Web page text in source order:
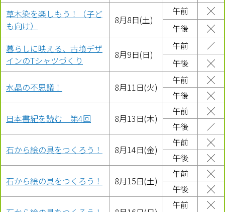
草木染を楽しもう！（子ど
も向け）
8月8日(土)
午前
╳
午後
╳
暮らしに映える、古墳デザ
インのTシャツづくり
8月9日(日)
午前
／
午後
╳
水晶の不思議！
8月11日(火)
午前
╳
午後
╳
日本書紀を読む 第4回
8月13日(木)
午前
╳
午後
／
石から絵の具をつくろう！
8月14日(金)
午前
╳
午後
╳
石から絵の具をつくろう！
8月15日(土)
午前
╳
午後
╳
午前
╳